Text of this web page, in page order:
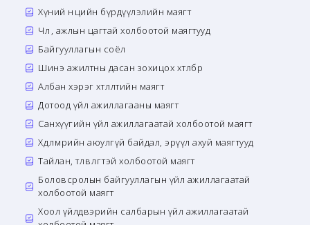
Хүний нөөцийн бүрдүүлэлийн маягт
Чөлөө, ажлын цагтай холбоотой маягтууд
Байгууллагын соёл
Шинэ ажилтны дасан зохицох хөтөлбөр
Албан хэрэг хөтлөлтийн маягт
Дотоод үйл ажиллагааны маягт
Санхүүгийн үйл ажиллагаатай холбоотой маягт
Хөдөлмөрийн аюулгүй байдал, эрүүл ахуй маягтууд
Тайлан, төлөвлөгөөтэй холбоотой маягт
Боловсролын байгууллагын үйл ажиллагаатай
холбоотой маягт
Хоол үйлдвэрийн салбарын үйл ажиллагаатай